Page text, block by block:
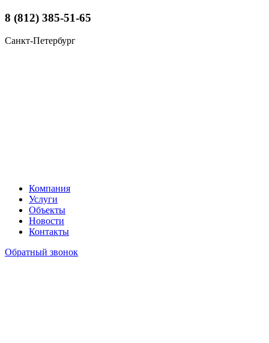
8 (812) 385-51-65
Санкт-Петербург
Компания
Услуги
Объекты
Новости
Контакты
Обратный звонок